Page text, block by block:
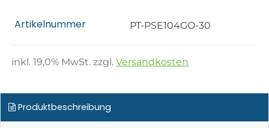
Artikelnummer PT-PSE104GO-30
inkl.19,0% MwSt. zzgl.Versandkosten
Produktbeschreibung